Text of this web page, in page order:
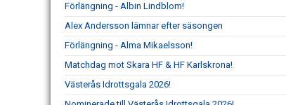
Förlängning - Albin Lindblom!
Alex Andersson lämnar efter säsongen
Förlängning - Alma Mikaelsson!
Matchdag mot Skara HF & HF Karlskrona!
Västerås Idrottsgala 2026!